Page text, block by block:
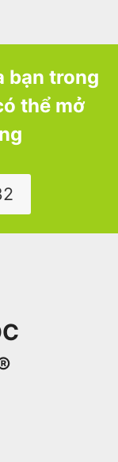
bạn trong
thể mở